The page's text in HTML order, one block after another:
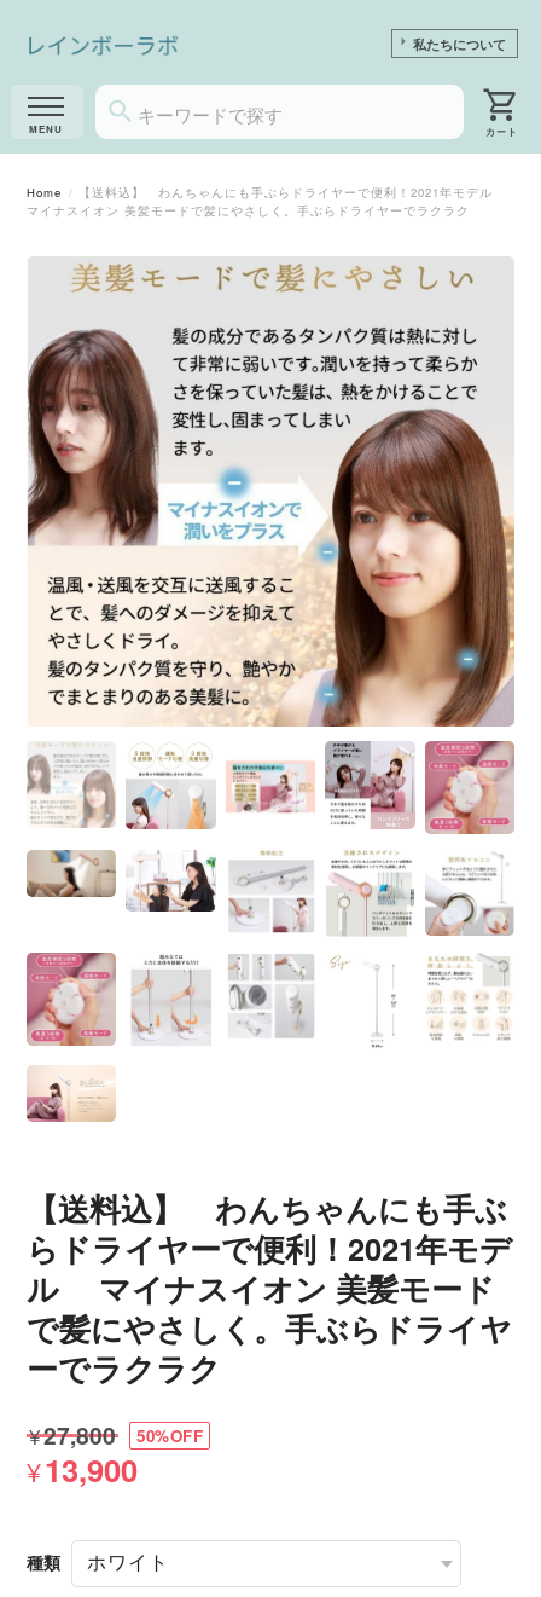
私たちについて
Home
【送料込】 わんちゃんにも手ぶらドライヤーで便利！2021年モデル
マイナスイオン 美髪モードで髪にやさしく。手ぶらドライヤーでラクラク
【送料込】 わんちゃんにも手ぶ
らドライヤーで便利！2021年モデ
ル マイナスイオン 美髪モード
で髪にやさしく。手ぶらドライヤ
ーでラクラク
¥27,800 50%OFF
¥13,900
種類